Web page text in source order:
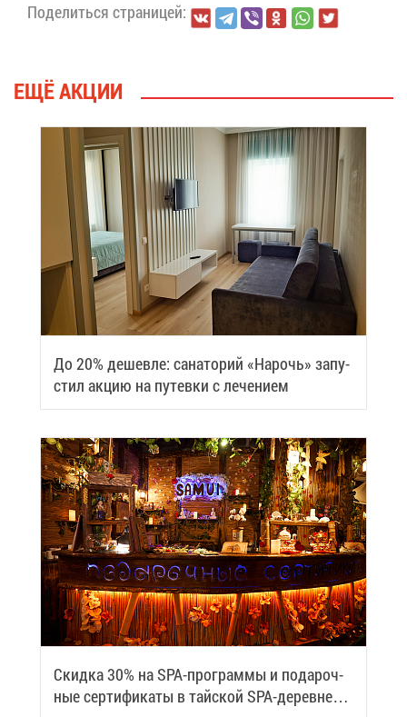
По­де­лить­ся стра­ни­цей:
ЕЩЁ АК­ЦИИ
До 20% де­шев­ле: са­на­то­рий «На­рочь» за­пу­
стил ак­цию на пу­тев­ки с ле­че­ни­ем
Скид­ка 30% на SPA-про­грам­мы и по­да­роч­
ные сер­ти­фи­ка­ты в тай­ской SPA-де­ревне